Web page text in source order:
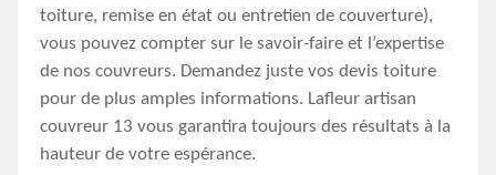
toiture, remise en état ou entretien de couverture),
vous pouvez compter sur le savoir-faire et l’expertise
de nos couvreurs. Demandez juste vos devis toiture
pour de plus amples informations. Lafleur artisan
couvreur 13 vous garantira toujours des résultats à la
hauteur de votre espérance.